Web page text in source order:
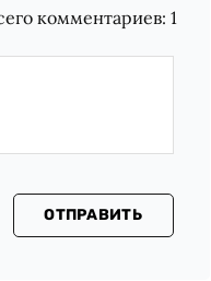
комментариев:1
ОТПРАВИТЬ